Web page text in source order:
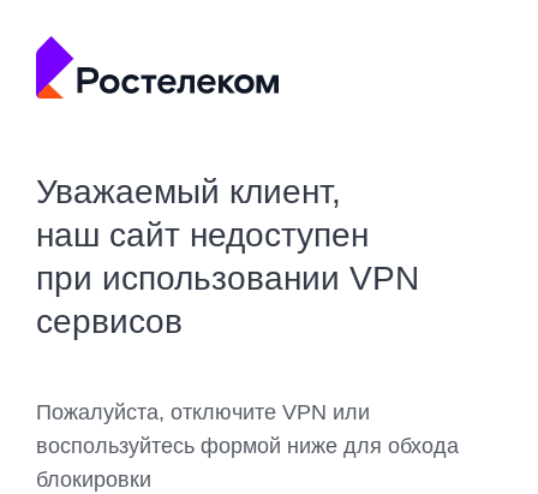
Уважаемый клиент,
наш сайт недоступен
при использовании VPN
сервисов
Пожалуйста, отключите VPN или
воспользуйтесь формой ниже для обхода
блокировки